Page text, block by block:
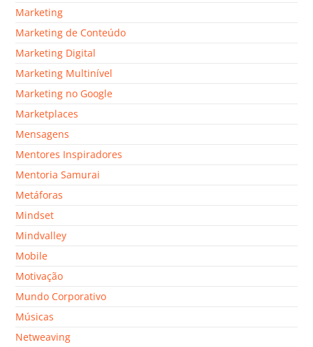
Marketing
Marketing de Conteúdo
Marketing Digital
Marketing Multinível
Marketing no Google
Marketplaces
Mensagens
Mentores Inspiradores
Mentoria Samurai
Metáforas
Mindset
Mindvalley
Mobile
Motivação
Mundo Corporativo
Músicas
Netweaving